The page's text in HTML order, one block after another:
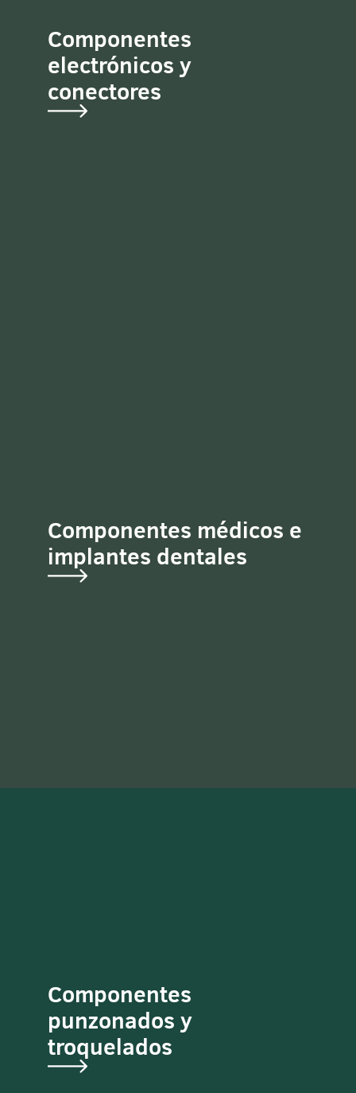
Componentes
electrónicos y
conectores
Componentes médicos e
implantes dentales
Componentes
punzonados y
troquelados